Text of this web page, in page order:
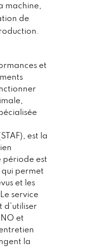
machine,
de
et
est la
période est
qui permet
et les
service
d'utiliser
et
la